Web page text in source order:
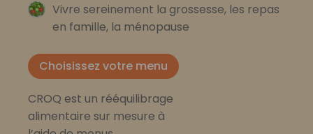
Vivre sereinement la grossesse, les repas
en famille, la ménopause
Choisissez votre menu
CROQ est un rééquilibrage
alimentaire sur mesure à